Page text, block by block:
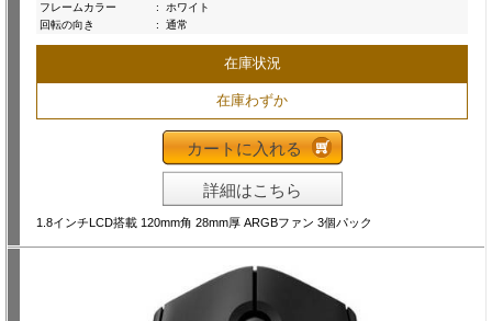
フレームカラー
:
ホワイト
回転の向き
: 通常
在庫状況
在庫わずか
カートに入れる
詳細はこちら
1.8インチLCD搭載 120mm角 28mm厚 ARGBファン 3個パック